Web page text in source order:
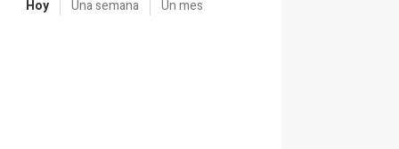
Hoy Una semana Un mes